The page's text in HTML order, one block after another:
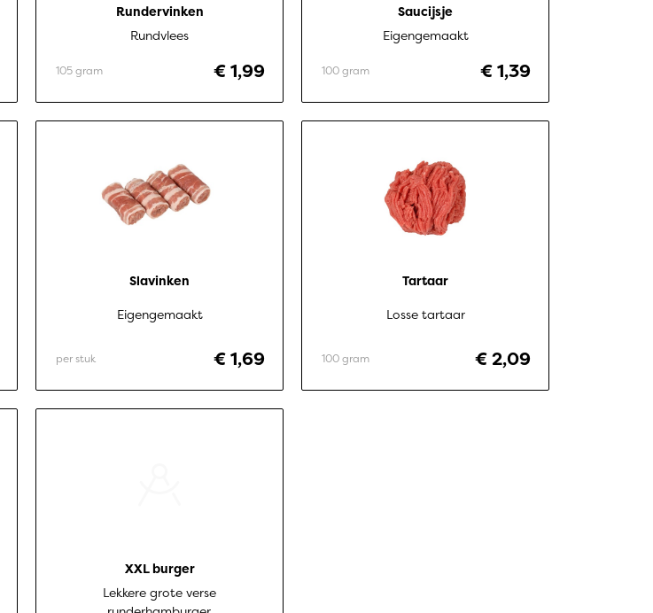
Rundervinken
Rundvlees
€ 1,99
105 gram
Saucijsje
Eigengemaakt
€ 1,39
100 gram
Slavinken
Eigengemaakt
€ 1,69
per stuk
Tartaar
Losse tartaar
€ 2,09
100 gram
XXL burger
Lekkere grote verse